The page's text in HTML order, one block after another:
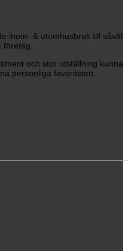
inom- & utomhusbruk till såväl
och stor utställning kunna
personliga favoritsten.